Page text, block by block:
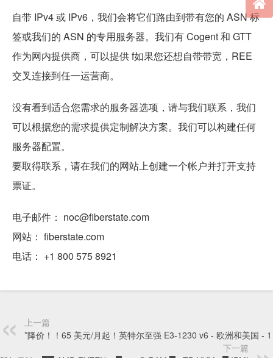
自带 IPv4 或 IPv6，我们会将它们路由到带有您的 ASN 标
签或我们的 ASN 的专用服务器。我们有 Cogent 和 GTT
作为网内提供商，可以提供 f如果您还想自带带宽，REE
交叉连接到任一运营商。
没有看到适合您需求的服务器选项，请与我们联系，我们
可以根据您的需求提供定制解决方案。我们可以构建任何
服务器配置。
要取得联系，请在我们的网站上创建一个帐户并打开支持
票证。
电子邮件： noc@fiberstate.com
网站： fiberstate.com
电话： +1 800 575 8921
上一篇
*降价！！65 美元/月起！英特尔至强 E3-1230 v6 - 欧洲和美国 -
下一篇